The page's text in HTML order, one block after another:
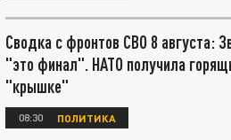
Сводка с фронтов СВО 8 августа:
"это финал". НАТО получила
"крышке"
08:30 ПОЛИТИКА